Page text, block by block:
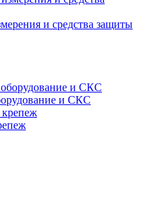
и средства защиты
и СКС